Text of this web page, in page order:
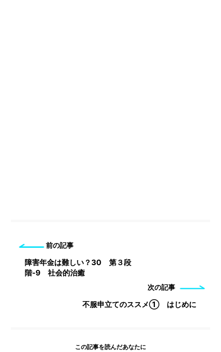
前の記事
障害年金は難しい？30 第３段
階-9 社会的治癒
次の記事
不服申立てのススメ① はじめに
この記事を読んだあなたに